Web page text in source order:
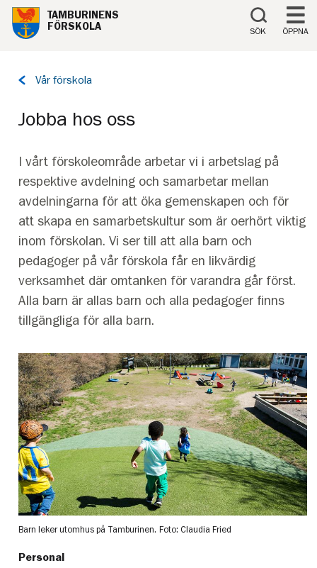
Till innehåll på sidan
TAMBURINENS
FÖRSKOLA
SÖK ÖPPNA
Tillbaka
Vår förskola
Jobba hos oss
I vårt förskoleområde arbetar vi i arbetslag på
respektive avdelning och samarbetar mellan
avdelningarna för att öka gemenskapen och för
att skapa en samarbetskultur som är oerhört viktig
inom förskolan. Vi ser till att alla barn och
pedagoger på vår förskola får en likvärdig
verksamhet där omtanken för varandra går först.
Alla barn är allas barn och alla pedagoger finns
tillgängliga för alla barn.
Barn leker utomhus på Tamburinen. Foto: Claudia Fried
Personal